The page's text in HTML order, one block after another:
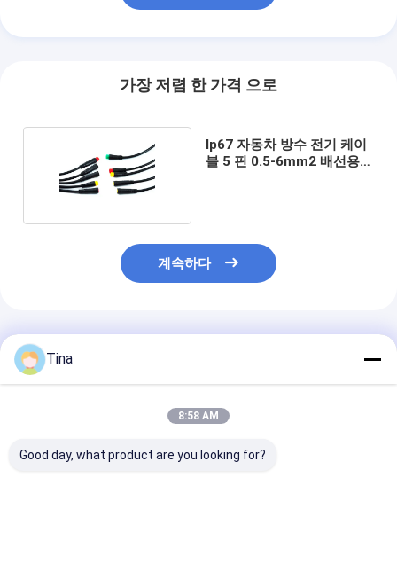
가장 저렴 한 가격 으로
Ip67 자동차 방수 전기 케이
블 5 핀 0.5-6mm2 배선용
계속하다
추천된 제품
Tina
8:58 AM
Good day, what product are you looking for?